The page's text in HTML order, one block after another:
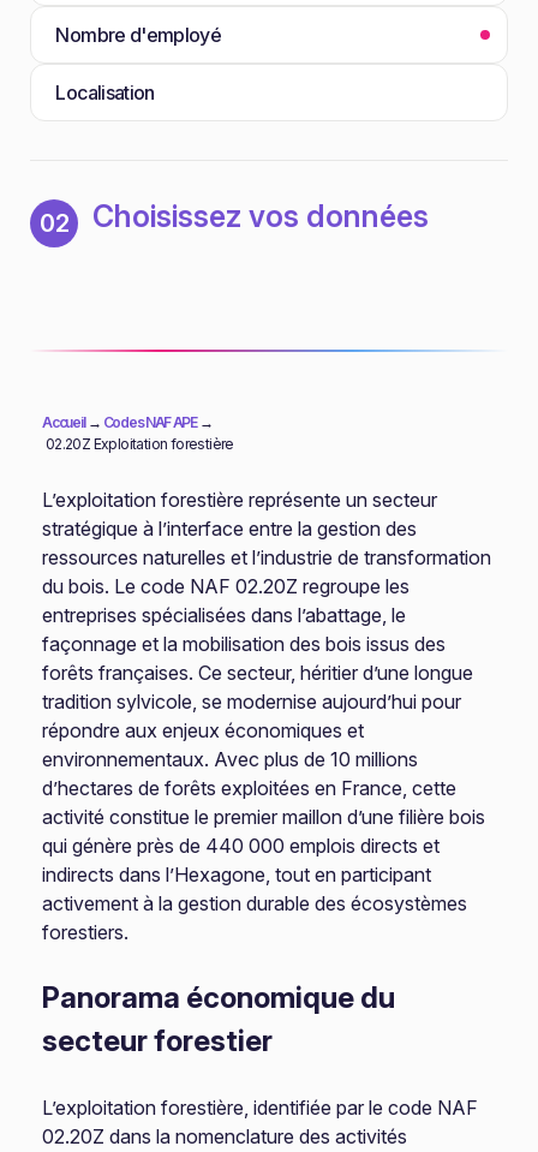
Nombre d'employé
Localisation
02 Choisissez vos données
Accueil→ Codes NAF APE→
02.20Z Exploitation forestière
L’exploitation forestière représente un secteur
stratégique à l’interface entre la gestion des
ressources naturelles et l’industrie de transformation
du bois. Le code NAF 02.20Z regroupe les
entreprises spécialisées dans l’abattage, le
façonnage et la mobilisation des bois issus des
forêts françaises. Ce secteur, héritier d’une longue
tradition sylvicole, se modernise aujourd’hui pour
répondre aux enjeux économiques et
environnementaux. Avec plus de 10 millions
d’hectares de forêts exploitées en France, cette
activité constitue le premier maillon d’une filière bois
qui génère près de 440 000 emplois directs et
indirects dans l’Hexagone, tout en participant
activement à la gestion durable des écosystèmes
forestiers.
Panorama économique du
secteur forestier
L’exploitation forestière, identifiée par le code NAF
02.20Z dans la nomenclature des activités